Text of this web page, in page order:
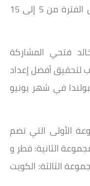
كأس العرب المقام بالكويت خلال الفترة من 5 إلى 15
فتحي المشاركة
لتحقيق أفضل إعداد
في شهر يونيو
الأولى التي تضم
الثانية: قطر و
الثالثة: الكويت